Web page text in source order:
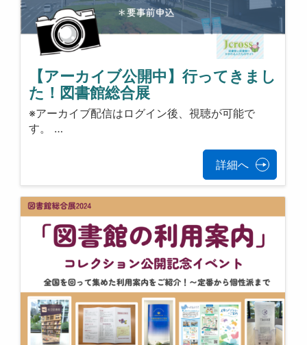
【アーカイブ公開中】行ってきまし
た！図書館総合展
※アーカイブ配信はログイン後、視聴が可能で
す。 …
詳細へ